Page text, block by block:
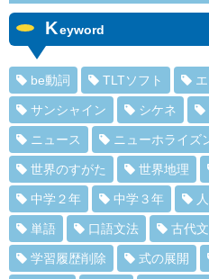
Keyword
be動詞 TLTソフト
サンシャイン シケネ
ニュース ニューホライズ
世界のすがた 世界地理
中学２年 中学３年
単語 口語文法 古代
学習履歴削除 式の展開